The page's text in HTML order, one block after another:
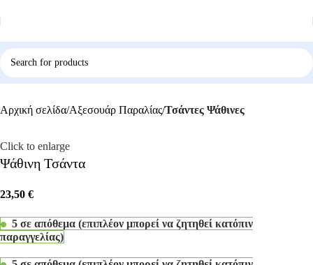
Αρχική σελίδα Αξεσουάρ Παραλίας Τσάντες Ψάθινες
Click to enlarge
Ψάθινη Τσάντα
23,50 €
5 σε απόθεμα (επιπλέον μπορεί να ζητηθεί κατόπιν
παραγγελίας)